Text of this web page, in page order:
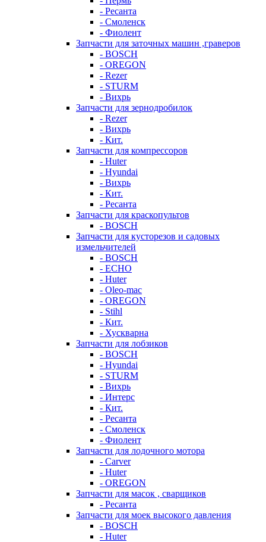
- Ресанта
- Смоленск
- Фиолент
Запчасти для заточных машин ,граверов
- BOSCH
- OREGON
- Rezer
- STURM
- Вихрь
Запчасти для зернодробилок
- Rezer
- Вихрь
- Кит.
Запчасти для компрессоров
- Huter
- Hyundai
- Вихрь
- Кит.
- Ресанта
Запчасти для краскопультов
- BOSCH
Запчасти для кусторезов и садовых
измельчителей
- BOSCH
- ECHO
- Huter
- Oleo-mac
- OREGON
- Stihl
- Кит.
- Хускварна
Запчасти для лобзиков
- BOSCH
- Hyundai
- STURM
- Вихрь
- Интерс
- Кит.
- Ресанта
- Смоленск
- Фиолент
Запчасти для лодочного мотора
- Carver
- Huter
- OREGON
Запчасти для масок , сварщиков
- Ресанта
Запчасти для моек высокого давления
- BOSCH
- Huter